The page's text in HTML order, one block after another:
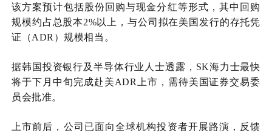
该方案预计包括股份回购与现金分红等形式，其中回购
规模约占总股本2%以上，与公司拟在美国发行的存托凭
证（ADR）规模相当。
据韩国投资银行及半导体行业人士透露，SK海力士最快
将于下月中旬完成赴美ADR上市，需待美国证券交易委
员会批准。
上市前后，公司已面向全球机构投资者开展路演，反馈